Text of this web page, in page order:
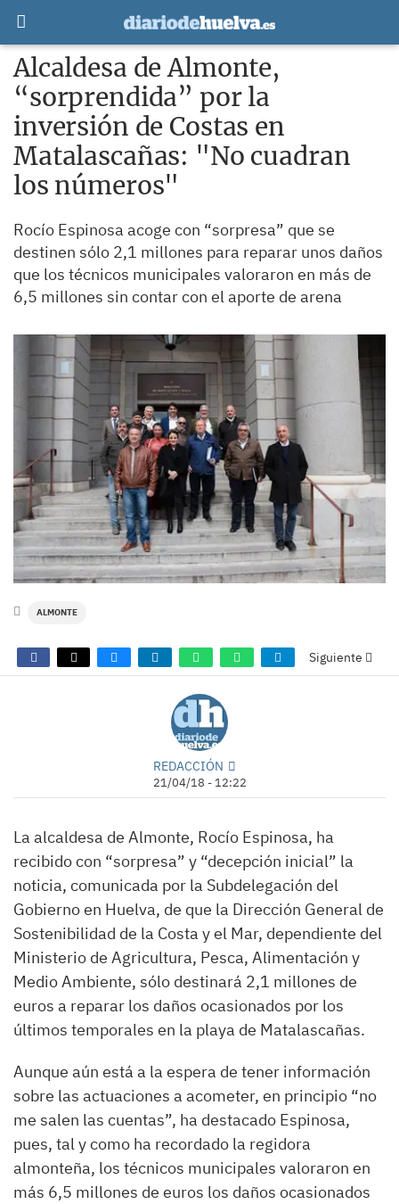
Alcaldesa de Almonte,
“sorprendida” por la
inversión de Costas en
Matalascañas: "No cuadran
los números"
Rocío Espinosa acoge con “sorpresa” que se
destinen sólo 2,1 millones para reparar unos daños
que los técnicos municipales valoraron en más de
6,5 millones sin contar con el aporte de arena
ALMONTE
Siguiente
REDACCIÓN
21/04/18 - 12:22
La alcaldesa de Almonte, Rocío Espinosa, ha
recibido con “sorpresa” y “decepción inicial” la
noticia, comunicada por la Subdelegación del
Gobierno en Huelva, de que la Dirección General de
Sostenibilidad de la Costa y el Mar, dependiente del
Ministerio de Agricultura, Pesca, Alimentación y
Medio Ambiente, sólo destinará 2,1 millones de
euros a reparar los daños ocasionados por los
últimos temporales en la playa de Matalascañas.
Aunque aún está a la espera de tener información
sobre las actuaciones a acometer, en principio “no
me salen las cuentas”, ha destacado Espinosa,
pues, tal y como ha recordado la regidora
almonteña, los técnicos municipales valoraron en
más 6,5 millones de euros los daños ocasionados